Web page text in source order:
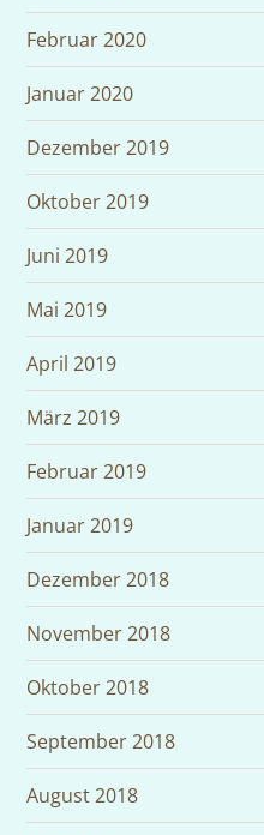
Februar 2020
Januar 2020
Dezember 2019
Oktober 2019
Juni 2019
Mai 2019
April 2019
März 2019
Februar 2019
Januar 2019
Dezember 2018
November 2018
Oktober 2018
September 2018
August 2018